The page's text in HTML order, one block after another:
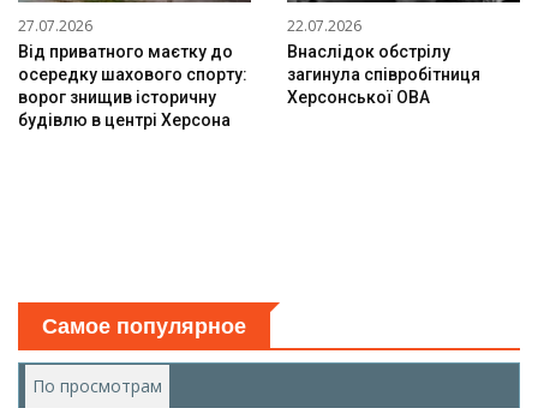
27.07.2026
Від приватного маєтку до
осередку шахового спорту:
ворог знищив історичну
будівлю в центрі Херсона
22.07.2026
Внаслідок обстрілу
загинула співробітниця
Херсонської ОВА
Самое популярное
По просмотрам